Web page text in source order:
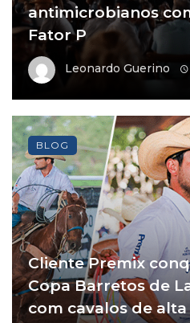
antimicrobianos
Fator P
Leonardo Guerino
Cliente Premix
Copa Barretos de
com cavalos de
BLOG